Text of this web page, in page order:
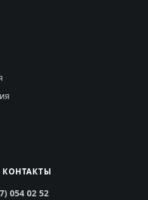
054 02 52